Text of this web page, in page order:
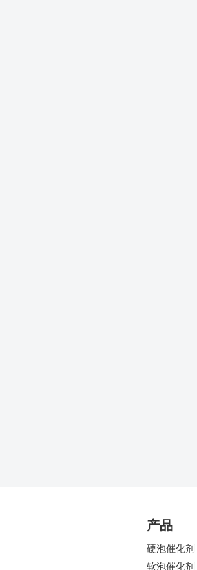
产品
硬泡催化剂
软泡催化剂